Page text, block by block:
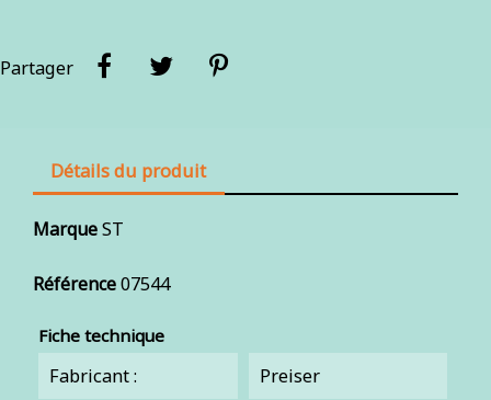
Partager
Détails du produit
MarqueST
Référence07544
Fiche technique
Fabricant : Preiser